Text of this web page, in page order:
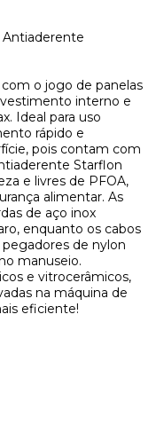
Antiaderente
o jogo de panelas
interno e
Ideal para uso
rápido e
pois contam com
Starflon
e livres de PFOA,
alimentar. As
de aço inox
enquanto os cabos
de nylon
manuseio.
e vitrocerâmicos,
na máquina de
eficiente!